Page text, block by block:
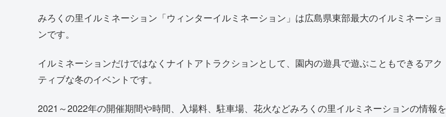
みろくの里イルミネーション「ウィンターイルミネーション」は広島県東部最大のイルミネーショ
ンです。
イルミネーションだけではなくナイトアトラクションとして、園内の遊具で遊ぶこともできるアク
ティブな冬のイベントです。
2021～2022年の開催期間や時間、入場料、駐車場、花火などみろくの里イルミネーションの情報を